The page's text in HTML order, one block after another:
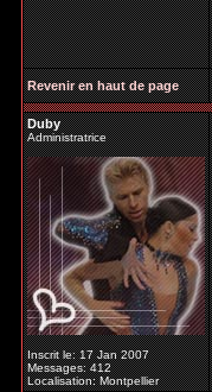
Revenir en haut de page
Duby
Administratrice
Inscrit le: 17 Jan 2007
Messages: 412
Localisation: Montpellier